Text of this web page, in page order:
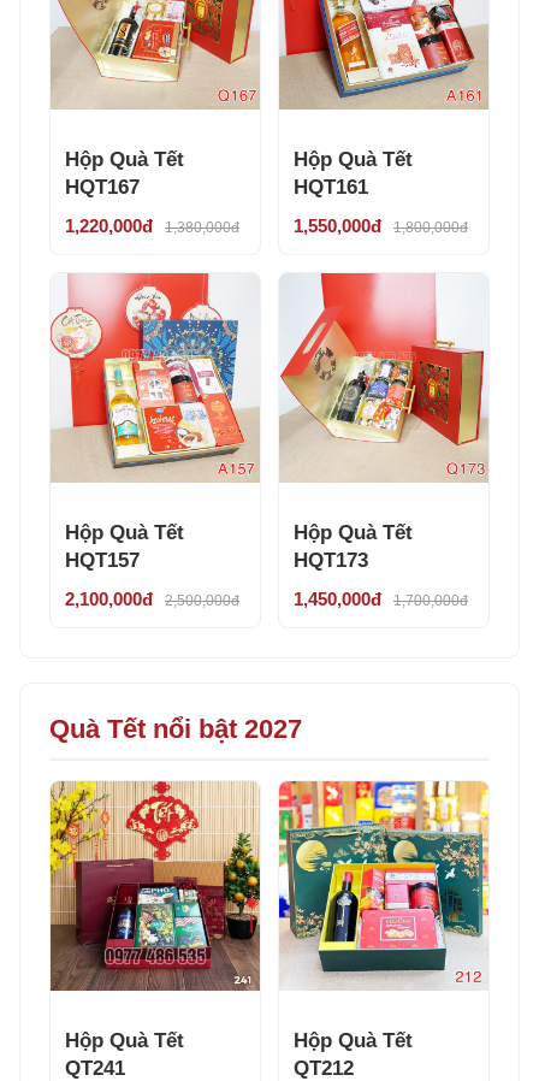
Hộp Quà Tết
HQT167
1,220,000đ 1,380,000đ
Hộp Quà Tết
HQT161
1,550,000đ 1,800,000đ
Hộp Quà Tết
HQT157
2,100,000đ 2,500,000đ
Hộp Quà Tết
HQT173
1,450,000đ 1,700,000đ
Quà Tết nổi bật 2027
Hộp Quà Tết
QT241
Hộp Quà Tết
QT212